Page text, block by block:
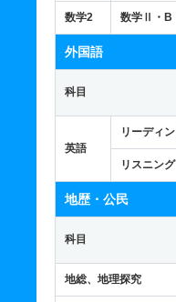
数学2
数学Ⅱ・B
外国語
科目
英語
リーディ
リスニング
地歴・公民
科目
地総、地理探究